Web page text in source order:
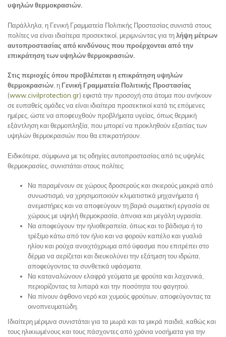
υψηλών θερμοκρασιών.
Παράλληλα, η Γενική Γραμματεία Πολιτικής Προστασίας συνιστά στους
πολίτες να είναι ιδιαίτερα προσεκτικοί, μεριμνώντας για τηλήψη μέτρων
αυτοπροστασίας από κινδύνους που προέρχονται από την
επικράτηση των υψηλών θερμοκρασιών.
Στις περιοχές όπου προβλέπεται η επικράτηση υψηλών
θερμοκρασιών, η Γενική Γραμματεία Πολιτικής Προστασίας
(www.civilprotection.gr) εφιστά την προσοχή στα άτομα που ανήκουν
σε ευπαθείς ομάδες να είναι ιδιαίτερα προσεκτικοί κατά τις επόμενες
ημέρες, ώστε να αποφευχθούν προβλήματα υγείας, όπως θερμική
εξάντληση και θερμοπληξία, που μπορεί να προκληθούν εξαιτίας των
υψηλών θερμοκρασιών που θα επικρατήσουν.
Ειδικότερα, σύμφωνα με τις οδηγίες αυτοπροστασίας από τις υψηλές
θερμοκρασίες, συνιστάται στους πολίτες:
Να παραμένουν σε χώρους δροσερούς και σκιερούς μακριά από
συνωστισμό, να χρησιμοποιούν κλιματιστικά μηχανήματα ή
ανεμιστήρες και να αποφεύγουν τη βαριά σωματική εργασία σε
χώρους με υψηλή θερμοκρασία, άπνοια και μεγάλη υγρασία.
Να αποφεύγουν την ηλιοθεραπεία, όπως και το βάδισμα ή το
τρέξιμο κάτω από τον ήλιο και να φορούν καπέλο και γυαλιά
ηλίου και ρούχα ανοιχτόχρωμα από ύφασμα που επιτρέπει στο
δέρμα να αερίζεται και διευκολύνει την εξάτμιση του ιδρώτα,
αποφεύγοντας τα συνθετικά υφάσματα.
Να καταναλώνουν ελαφρά γεύματα με φρούτα και λαχανικά,
περιορίζοντας τα λιπαρά και την ποσότητα του φαγητού.
Να πίνουν άφθονο νερό και χυμούς φρούτων, αποφεύγοντας τα
οινοπνευματώδη.
Ιδιαίτερη μέριμνα συνιστάται για τα μωρά και τα μικρά παιδιά, καθώς και
τους ηλικιωμένους και τους πάσχοντες από χρόνια νοσήματα για την